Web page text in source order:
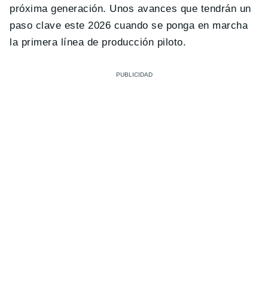
próxima generación. Unos avances que tendrán un
paso clave este 2026 cuando se ponga en marcha
la primera línea de producción piloto.